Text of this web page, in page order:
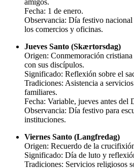
Fecha: 1 de enero.
Observancia: Día festivo
los comercios y oficinas.
Jueves Santo (Skærtorsdag)
Origen: Conmemoración
con sus discípulos.
Significado: Reflexión sobre el
Tradiciones: Asistencia a
familiares.
Fecha: Variable, jueves antes del
Observancia: Día festivo para
instituciones.
Viernes Santo (Langfredag)
Origen: Recuerdo de la
Significado: Día de luto y
Tradiciones: Servicios religiosos